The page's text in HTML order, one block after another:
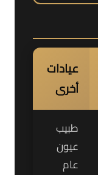
عيادات
أخرى
طبيب
عيون
عام